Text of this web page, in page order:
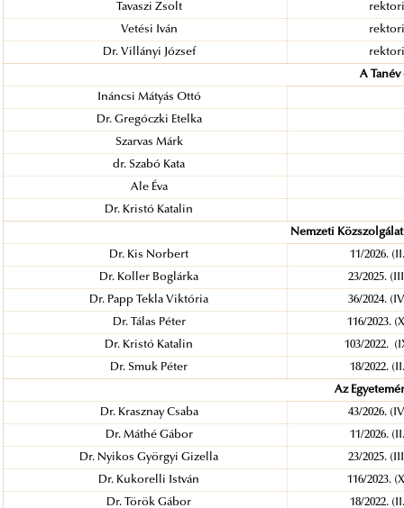
Tavaszi Zsolt rektori
Vetési Iván rektori
Dr. Villányi József rektori
A
Ináncsi Mátyás Ottó
Dr. Gregóczki Etelka
Szarvas Márk
dr. Szabó Kata
Ale Éva
Dr. Kristó Katalin
Nemzeti
Dr. Kis Norbert 11/2026.
Dr. Koller Boglárka 23/2025.
Dr. Papp Tekla Viktória 36/2024.
Dr. Tálas Péter 116/2023.
Dr. Kristó Katalin 103/2022.
Dr. Smuk Péter 18/2022.
Az
Dr. Krasznay Csaba 43/2026.
Dr. Máthé Gábor 11/2026.
Dr. Nyikos Györgyi Gizella 23/2025.
Dr. Kukorelli István 116/2023.
Dr. Török Gábor 18/2022.